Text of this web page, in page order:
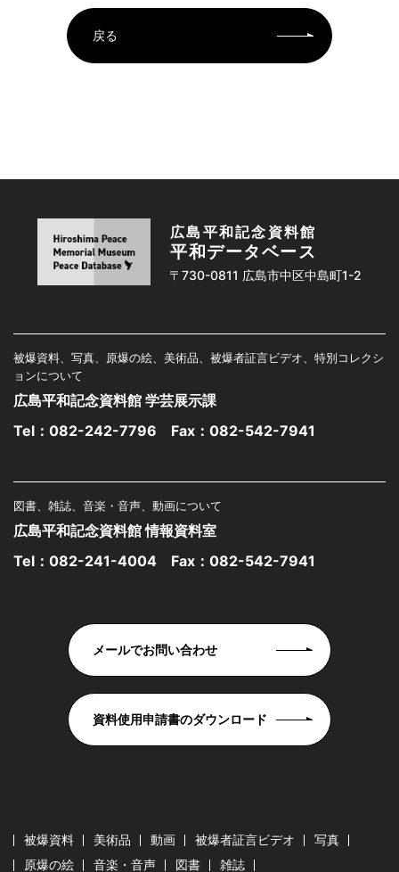
戻る
広島平和記念資料館
平和データベース
〒730-0811 広島市中区中島町1-2
被爆資料、写真、原爆の絵、美術品、被爆者証言ビデオ、特別コレクシ
ョンについて
広島平和記念資料館 学芸展示課
Tel： 082-242-7796 Fax：082-542-7941
図書、雑誌、音楽・音声、動画について
広島平和記念資料館 情報資料室
Tel： 082-241-4004 Fax：082-542-7941
メールでお問い合わせ
資料使用申請書のダウンロード
被爆資料 美術品 動画 被爆者証言ビデオ
写真
原爆の絵
音楽・音声 図書 雑誌